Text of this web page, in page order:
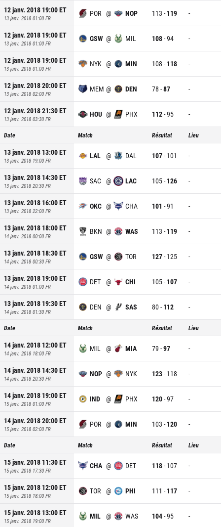
12 janv. 2018 19:00ET
13 janv. 2018 01:00 FR
POR @ NOP 113 - 119 -
12 janv. 2018 19:00ET
13 janv. 2018 01:00 FR
GSW @ MIL 108-94 -
12 janv. 2018 19:00ET
13 janv. 2018 01:00 FR
NYK @ MIN 108 - 118 -
12 janv. 2018 20:00ET
13 janv. 2018 02:00 FR
MEM @ DEN 78 -87 -
12 janv. 2018 21:30ET
13 janv. 2018 03:30 FR
HOU @ PHX 112-95 -
Date Match Résultat Lieu
13 janv. 2018 13:00ET
13 janv. 2018 19:00 FR
LAL @ DAL 107- 101 -
13 janv. 2018 14:30ET
13 janv. 2018 20:30 FR
SAC @ LAC 105- 126 -
13 janv. 2018 16:00ET
13 janv. 2018 22:00 FR
OKC @ CHA 101 -91 -
13 janv. 2018 18:00ET
14 janv. 2018 00:00 FR
BKN @ WAS 113 - 119 -
13 janv. 2018 18:30ET
14 janv. 2018 00:30 FR
GSW @ TOR 127- 125 -
13 janv. 2018 19:00ET
14 janv. 2018 01:00 FR
DET @ CHI 105- 107 -
13 janv. 2018 19:30ET
14 janv. 2018 01:30 FR
DEN @ SAS 80- 112 -
Date Match Résultat Lieu
14 janv. 2018 12:00ET
14 janv. 2018 18:00 FR
MIL @ MIA 79 -97 -
14 janv. 2018 14:30ET
14 janv. 2018 20:30 FR
NOP @ NYK 123- 118 -
14 janv. 2018 19:00ET
15 janv. 2018 01:00 FR
IND @ PHX 120-97 -
14 janv. 2018 20:00ET
15 janv. 2018 02:00 FR
POR @ MIN 103 - 120 -
Date Match Résultat Lieu
15 janv. 2018 11:30ET
15 janv. 2018 17:30 FR
CHA @ DET 118- 107 -
15 janv. 2018 12:00ET
15 janv. 2018 18:00 FR
TOR @ PHI 111 - 117 -
15 janv. 2018 13:00ET
15 janv. 2018 19:00 FR
MIL @ WAS 104-95 -